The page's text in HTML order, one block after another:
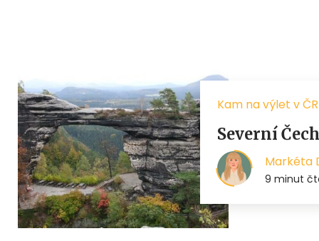
Kam na výlet v ČR
Severní
Markéta
9 minut